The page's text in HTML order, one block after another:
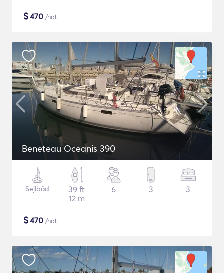
$470 /nat
Beneteau Oceanis 390
Sejlbåd
39 ft
12 m
6 3 3
$470 /nat